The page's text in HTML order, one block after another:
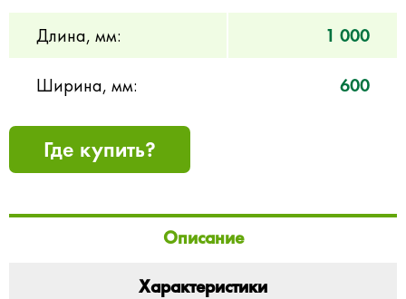
Длина, мм: 1 000
Ширина, мм: 600
Где купить?
Описание
Характеристики